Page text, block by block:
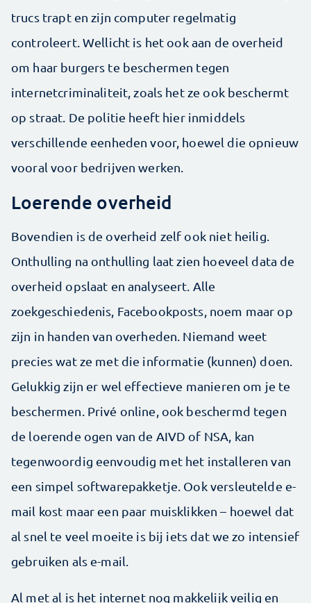
trucs trapt en zijn computer regelmatig
controleert. Wellicht is het ook aan de overheid
om haar burgers te beschermen tegen
internetcriminaliteit, zoals het ze ook beschermt
op straat. De politie heeft hier inmiddels
verschillende eenheden voor, hoewel die opnieuw
vooral voor bedrijven werken.
Loerende overheid
Bovendien is de overheid zelf ook niet heilig.
Onthulling na onthulling laat zien hoeveel data de
overheid opslaat en analyseert. Alle
zoekgeschiedenis, Facebookposts, noem maar op
zijn in handen van overheden. Niemand weet
precies wat ze met die informatie (kunnen) doen.
Gelukkig zijn er wel effectieve manieren om je te
beschermen. Privé online, ook beschermd tegen
de loerende ogen van de AIVD of NSA, kan
tegenwoordig eenvoudig met het installeren van
een simpel softwarepakketje. Ook versleutelde e-
mail kost maar een paar muisklikken – hoewel dat
al snel te veel moeite is bij iets dat we zo intensief
gebruiken als e-mail.
Al met al is het internet nog makkelijk veilig en